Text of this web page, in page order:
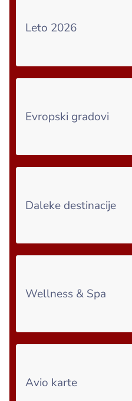
Leto 2026
Evropski gradovi
Daleke destinacije
Wellness & Spa
Avio karte